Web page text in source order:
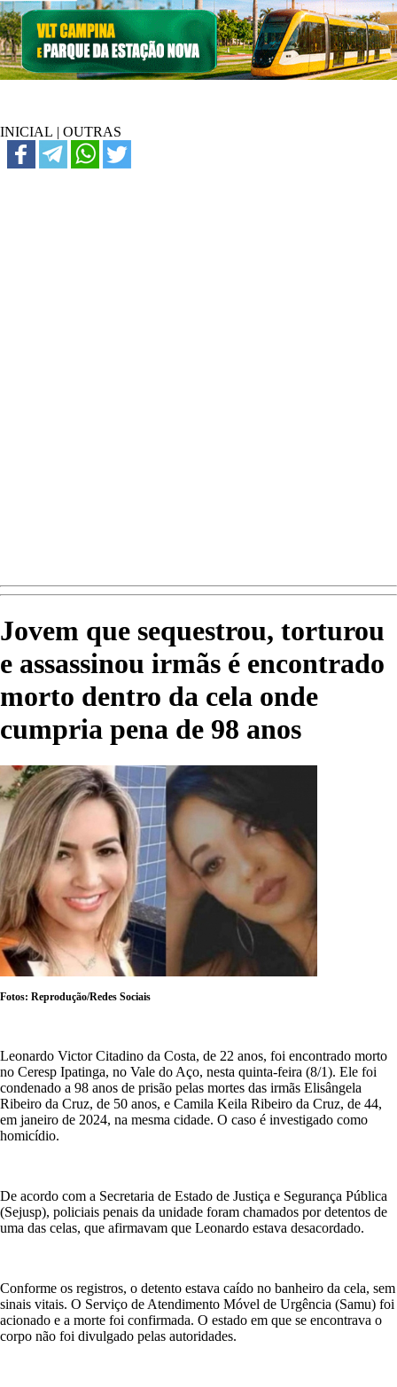
INICIAL | OUTRAS
Jovem que sequestrou, torturou
e assassinou irmãs é encontrado
morto dentro da cela onde
cumpria pena de 98 anos
Fotos: Reprodução/Redes Sociais
Leonardo Victor Citadino da Costa, de 22 anos, foi encontrado morto
no Ceresp Ipatinga, no Vale do Aço, nesta quinta-feira (8/1). Ele foi
condenado a 98 anos de prisão pelas mortes das irmãs Elisângela
Ribeiro da Cruz, de 50 anos, e Camila Keila Ribeiro da Cruz, de 44,
em janeiro de 2024, na mesma cidade. O caso é investigado como
homicídio.
De acordo com a Secretaria de Estado de Justiça e Segurança Pública
(Sejusp), policiais penais da unidade foram chamados por detentos de
uma das celas, que afirmavam que Leonardo estava desacordado.
Conforme os registros, o detento estava caído no banheiro da cela, sem
sinais vitais. O Serviço de Atendimento Móvel de Urgência (Samu) foi
acionado e a morte foi confirmada. O estado em que se encontrava o
corpo não foi divulgado pelas autoridades.